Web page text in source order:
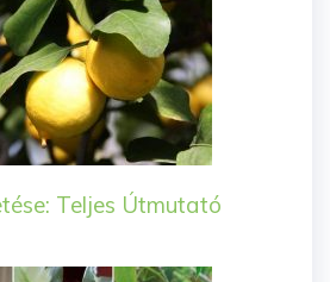
Teljes Útmutató